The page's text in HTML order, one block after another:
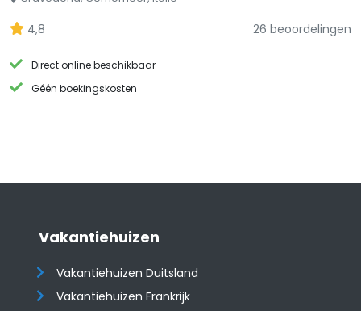
4,8 26 beoordelingen
Direct online beschikbaar
Géén boekingskosten
Vakantiehuizen
Vakantiehuizen Duitsland
Vakantiehuizen Frankrijk